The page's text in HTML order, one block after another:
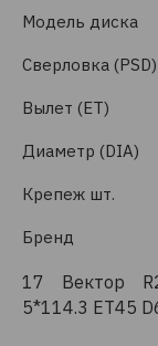
Модель диска
Сверловка (PSD)
Вылет (ET)
Диаметр (DIA)
Крепеж шт.
Бренд
17 Вектор
5*114.3 ET45